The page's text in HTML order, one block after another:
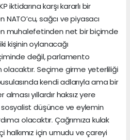
iktidarına karşı kararlı bir
sağcı ve piyasacı
muhalefetinden net bir biçimde
kişinin oylanacağı
değil, parlamento
Seçime girme yeterliliği
kendi adlarıyla ama bir
yıllardır haksız yere
düşünce ve eylemin
olacaktır. Çağrımıza kulak
için umudu ve çareyi